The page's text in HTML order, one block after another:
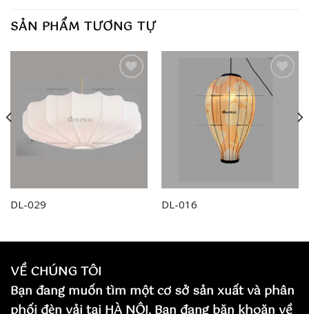
SẢN PHẨM TƯƠNG TỰ
wishlist
DL-029
Add to
wishlist
DL-016
VỀ CHÚNG TÔI
Bạn đang muốn tìm một cơ sở sản xuất và phân